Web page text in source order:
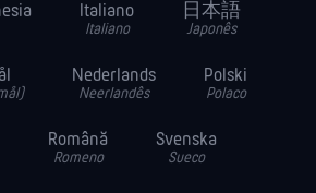
Italiano
Italiano
日本語
Japonês
Nederlands
Neerlandês
Polski
Polaco
Română
Romeno
Svenska
Sueco